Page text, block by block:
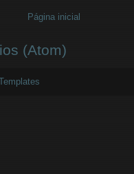
Página inicial
(Atom)